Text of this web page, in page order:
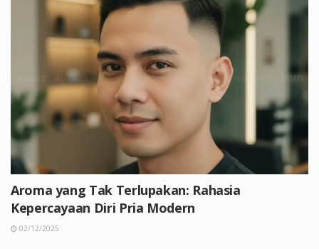
Aroma yang Tak Terlupakan: Rahasia
Kepercayaan Diri Pria Modern
02/12/2025